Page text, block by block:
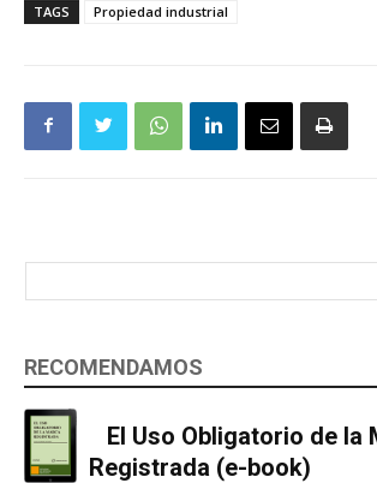
TAGS Propiedad industrial
RECOMENDAMOS
El Uso Obligatorio de la
Registrada (e-book)